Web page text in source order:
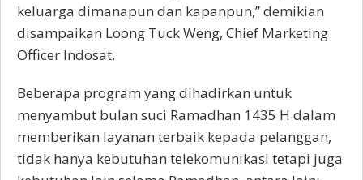
keluarga dimanapun dan kapanpun,” demikian
disampaikan Loong Tuck Weng, Chief Marketing
Officer Indosat.
Beberapa program yang dihadirkan untuk
menyambut bulan suci Ramadhan 1435 H dalam
memberikan layanan terbaik kepada pelanggan,
tidak hanya kebutuhan telekomunikasi tetapi juga